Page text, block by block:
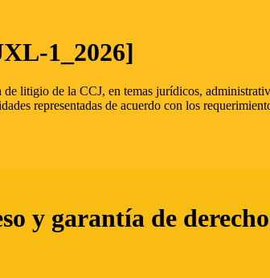
1_2026]
litigio de la CCJ, en temas jurídicos,
representadas de acuerdo con los
y garantía de